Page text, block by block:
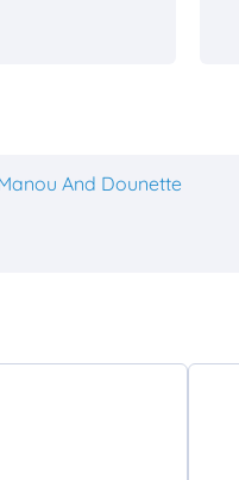
And Dounette